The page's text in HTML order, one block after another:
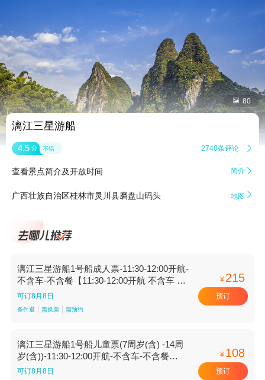
 80
漓江三星游船
4.5 分 不错 2740条评论 
查看景点简介及开放时间 简介 
广西壮族自治区桂林市灵川县磨盘山码头 地图 
漓江三星游船1号船成人票-11:30-12:00开航-
不含车-不含餐【11:30-12:00开航 不含车 不
含餐】
可订8月8日
条件退 需换票 需预约
¥ 215
预订
漓江三星游船1号船儿童票(7周岁(含) -14周
岁(含))-11:30-12:00开航-不含车-不含餐
【11:30-12:00开航 不含车 不含餐】
可订8月8日
¥ 108
预订